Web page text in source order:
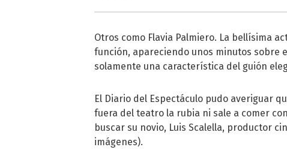
Otros como Flavia Palmiero. La bellísima
función, apareciendo unos minutos sobre
solamente una característica del guión
El Diario del Espectáculo pudo averiguar
fuera del teatro la rubia ni sale a comer
buscar su novio, Luis Scalella, productor
imágenes).